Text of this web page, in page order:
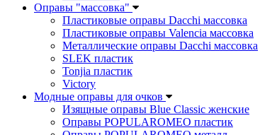
Оправы "массовка"
Пластиковые оправы Dacchi массовка
Пластиковые оправы Valencia массовка
Металлические оправы Dacchi массовка
SLEK пластик
Tonjia пластик
Victory
Модные оправы для очков
Изящные оправы Blue Classic женские
Оправы POPULAROMEO пластик